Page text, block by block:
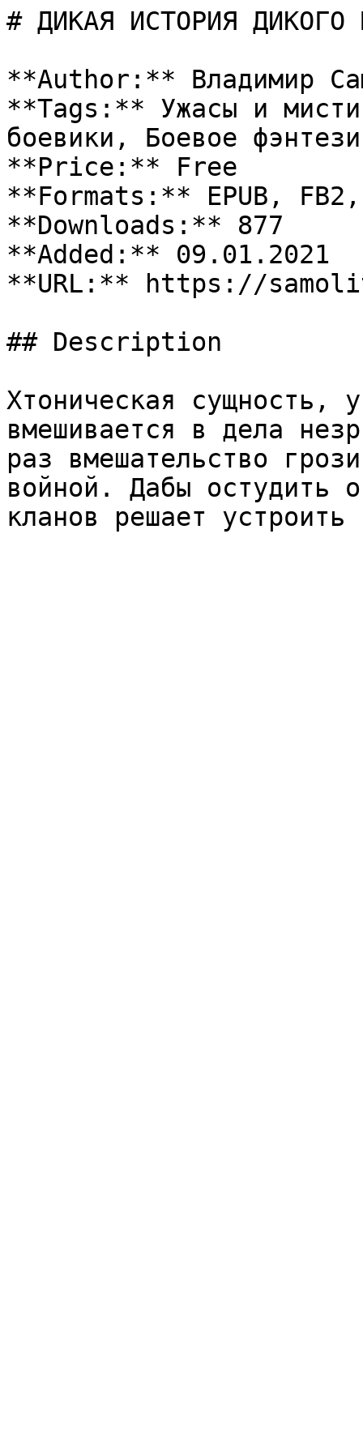
# ДИКАЯ ИСТОРИЯ
**Author:** Владимир
**Tags:** Ужасы и
боевики, Боевое фэнтези
**Price:** Free
**Formats:** EPUB, FB2,
**Downloads:** 877
**Added:** 09.01.2021
**URL:** https://
## Description
Хтоническая сущность,
вмешивается в дела
раз вмешательство
войной. Дабы остудить
кланов решает